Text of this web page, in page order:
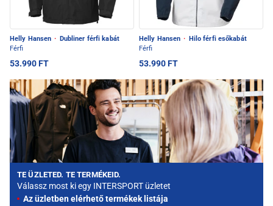
Helly Hansen · Dubliner férfi kabát
Férfi
53.990 FT
Helly Hansen · Hilo férfi esőkabát
Férfi
53.990 FT
TE ÜZLETED. TE TERMÉKEID.
Válassz most ki egy INTERSPORT üzletet
Az üzletben elérhető termékek listája